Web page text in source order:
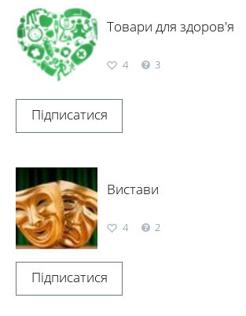
розширюється. Завдяки вашій
ставатимуть ще більш затребуваними і
сервісу. Поспішайте підписатися на
будете оперативно отримувати актуальні
Товари для здоров'я
4 3
Підписатися
Вистави
4 2
Підписатися